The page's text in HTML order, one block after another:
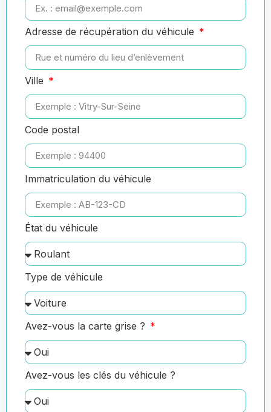
Adresse de récupération du véhicule
Ville
Code postal
Immatriculation du véhicule
État du véhicule
Type de véhicule
Avez-vous la carte grise ?
Avez-vous les clés du véhicule ?